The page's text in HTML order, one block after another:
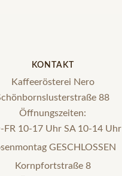
KONTAKT
Kaffeerösterei Nero
88
Öffnungszeiten:
FR 10-17 Uhr SA 10-14 Uhr
GESCHLOSSEN
Kornpfortstraße 8